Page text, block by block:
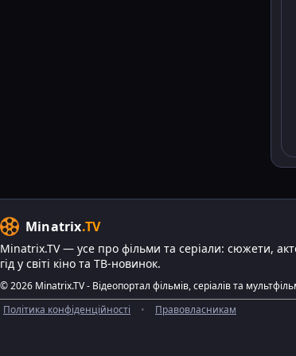
Minatrix.TV
Minatrix.TV — усе про фільми та серіали: сюжети,
гід у світі кіно та ТВ-новинок.
© 2026 Minatrix.TV - Відеопортал фільмів, серіалів та
Політика конфіденційності
• Правовласникам